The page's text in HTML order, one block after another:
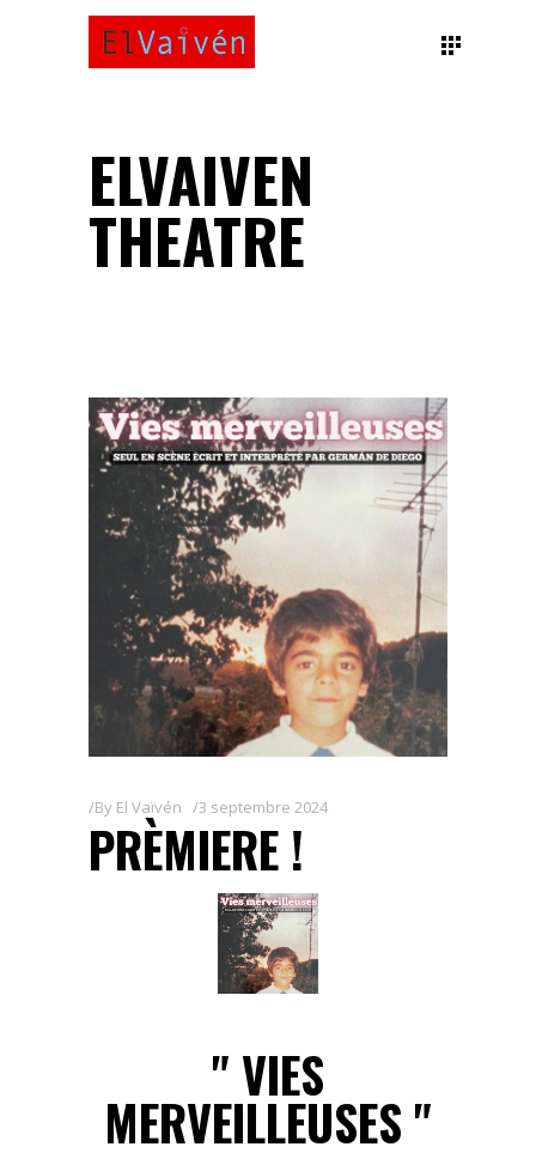
ELVAIVEN
THEATRE
By El Vaïvén 3 septembre 2024
PRÈMIERE !
" VIES
MERVEILLEUSES "